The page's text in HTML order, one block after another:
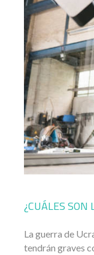
¿CUÁLES
La guerra de
tendrán graves